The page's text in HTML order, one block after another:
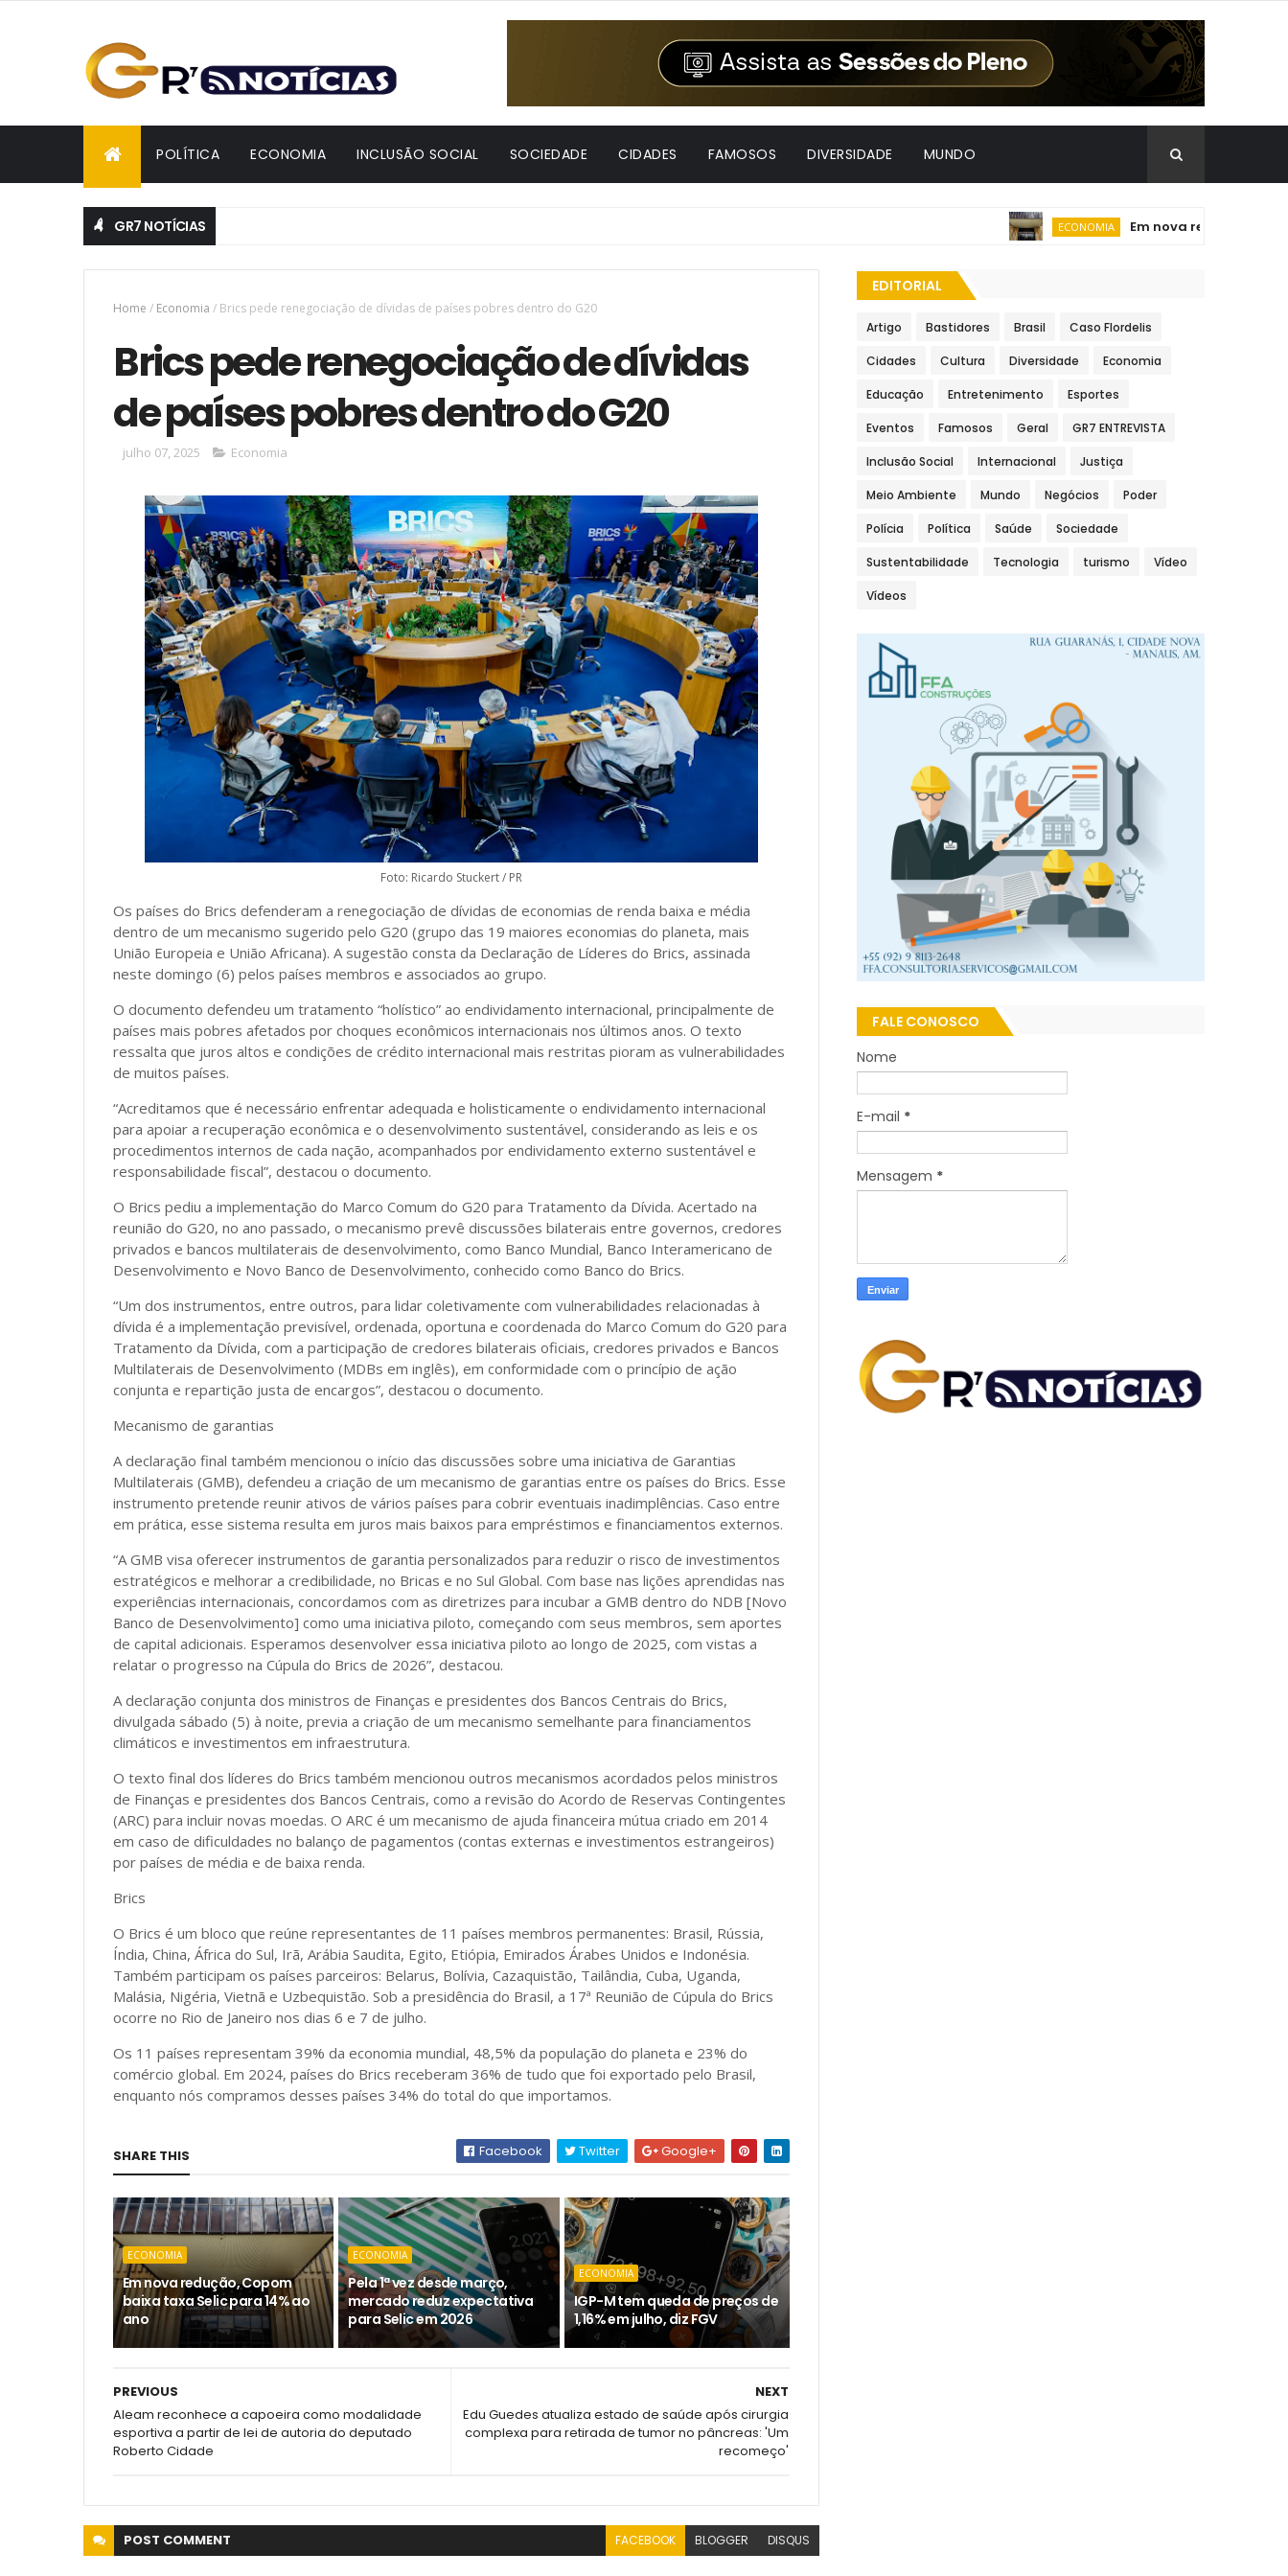
POLÍTICA ECONOMIA INCLUSÃO SOCIAL SOCIEDADE CIDADES FAMOSOS DIVERSIDADE MUNDO
GR7 NOTÍCIAS ECONOMIA Em nova redução, Copom
Home / Economia / Brics pede renegociação de dívidas de países pobres dentro do G20
Brics pede renegociação de dívidas
de países pobres dentro do G20
julho 07, 2025 Economia
Foto: Ricardo Stuckert / PR
Os países do Brics defenderam a renegociação de dívidas de economias de renda baixa e média
dentro de um mecanismo sugerido pelo G20 (grupo das 19 maiores economias do planeta, mais
União Europeia e União Africana). A sugestão consta da Declaração de Líderes do Brics, assinada
neste domingo (6) pelos países membros e associados ao grupo.
O documento defendeu um tratamento “holístico” ao endividamento internacional, principalmente de
países mais pobres afetados por choques econômicos internacionais nos últimos anos. O texto
ressalta que juros altos e condições de crédito internacional mais restritas pioram as vulnerabilidades
de muitos países.
“Acreditamos que é necessário enfrentar adequada e holisticamente o endividamento internacional
para apoiar a recuperação econômica e o desenvolvimento sustentável, considerando as leis e os
procedimentos internos de cada nação, acompanhados por endividamento externo sustentável e
responsabilidade fiscal”, destacou o documento.
O Brics pediu a implementação do Marco Comum do G20 para Tratamento da Dívida. Acertado na
reunião do G20, no ano passado, o mecanismo prevê discussões bilaterais entre governos, credores
privados e bancos multilaterais de desenvolvimento, como Banco Mundial, Banco Interamericano de
Desenvolvimento e Novo Banco de Desenvolvimento, conhecido como Banco do Brics.
“Um dos instrumentos, entre outros, para lidar coletivamente com vulnerabilidades relacionadas à
dívida é a implementação previsível, ordenada, oportuna e coordenada do Marco Comum do G20 para
Tratamento da Dívida, com a participação de credores bilaterais oficiais, credores privados e Bancos
Multilaterais de Desenvolvimento (MDBs em inglês), em conformidade com o princípio de ação
conjunta e repartição justa de encargos”, destacou o documento.
Mecanismo de garantias
A declaração final também mencionou o início das discussões sobre uma iniciativa de Garantias
Multilaterais (GMB), defendeu a criação de um mecanismo de garantias entre os países do Brics. Esse
instrumento pretende reunir ativos de vários países para cobrir eventuais inadimplências. Caso entre
em prática, esse sistema resulta em juros mais baixos para empréstimos e financiamentos externos.
“A GMB visa oferecer instrumentos de garantia personalizados para reduzir o risco de investimentos
estratégicos e melhorar a credibilidade, no Bricas e no Sul Global. Com base nas lições aprendidas nas
experiências internacionais, concordamos com as diretrizes para incubar a GMB dentro do NDB [Novo
Banco de Desenvolvimento] como uma iniciativa piloto, começando com seus membros, sem aportes
de capital adicionais. Esperamos desenvolver essa iniciativa piloto ao longo de 2025, com vistas a
relatar o progresso na Cúpula do Brics de 2026”, destacou.
A declaração conjunta dos ministros de Finanças e presidentes dos Bancos Centrais do Brics,
divulgada sábado (5) à noite, previa a criação de um mecanismo semelhante para financiamentos
climáticos e investimentos em infraestrutura.
O texto final dos líderes do Brics também mencionou outros mecanismos acordados pelos ministros
de Finanças e presidentes dos Bancos Centrais, como a revisão do Acordo de Reservas Contingentes
(ARC) para incluir novas moedas. O ARC é um mecanismo de ajuda financeira mútua criado em 2014
em caso de dificuldades no balanço de pagamentos (contas externas e investimentos estrangeiros)
por países de média e de baixa renda.
Brics
O Brics é um bloco que reúne representantes de 11 países membros permanentes: Brasil, Rússia,
Índia, China, África do Sul, Irã, Arábia Saudita, Egito, Etiópia, Emirados Árabes Unidos e Indonésia.
Também participam os países parceiros: Belarus, Bolívia, Cazaquistão, Tailândia, Cuba, Uganda,
Malásia, Nigéria, Vietnã e Uzbequistão. Sob a presidência do Brasil, a 17ª Reunião de Cúpula do Brics
ocorre no Rio de Janeiro nos dias 6 e 7 de julho.
Os 11 países representam 39% da economia mundial, 48,5% da população do planeta e 23% do
comércio global. Em 2024, países do Brics receberam 36% de tudo que foi exportado pelo Brasil,
enquanto nós compramos desses países 34% do total do que importamos.
SHARE THIS Facebook Twitter Google+
ECONOMIA
Em nova redução, Copom
baixa taxa Selic para 14% ao
ano
ECONOMIA
Pela 1ª vez desde março,
mercado reduz expectativa
para Selic em 2026
ECONOMIA
IGP-M tem queda de preços de
1,16% em julho, diz FGV
NEXT
Edu Guedes atualiza estado de saúde após cirurgia
complexa para retirada de tumor no pâncreas: 'Um
recomeço'
PREVIOUS
Aleam reconhece a capoeira como modalidade
esportiva a partir de lei de autoria do deputado
Roberto Cidade
POST COMMENT FACEBOOK BLOGGER DISQUS
EDITORIAL
Artigo Bastidores Brasil Caso Flordelis
Cidades Cultura Diversidade Economia
Educação Entretenimento Esportes
Eventos Famosos Geral GR7 ENTREVISTA
Inclusão Social Internacional Justiça
Meio Ambiente Mundo Negócios Poder
Polícia Política Saúde Sociedade
Sustentabilidade Tecnologia turismo Vídeo
Vídeos
FALE CONOSCO
Nome
E-mail *
Mensagem *